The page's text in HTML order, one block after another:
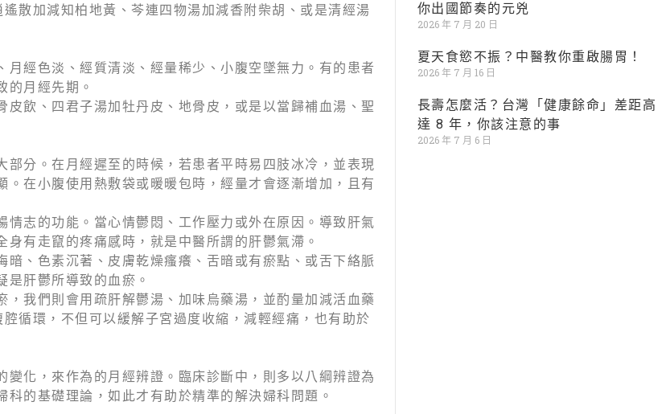
散加減知柏地黃、芩連四物湯加減香附柴胡、或是清經湯
經色淡、經質清淡、經量稀少、小腹空墜無力。有的患者
的月經先期。
飲、四君子湯加牡丹皮、地骨皮，或是以當歸補血湯、聖
分。在月經遲至的時候，若患者平時易四肢冰冷，並表現
在小腹使用熱敷袋或暖暖包時，經量才會逐漸增加，且有
志的功能。當心情鬱悶、工作壓力或外在原因。導致肝氣
有走竄的疼痛感時，就是中醫所謂的肝鬱氣滯。
、色素沉著、皮膚乾燥瘙癢、舌暗或有瘀點、或舌下絡脈
肝鬱所導致的血瘀。
我們則會用疏肝解鬱湯、加味烏藥湯，並酌量加減活血藥
循環，不但可以緩解子宮過度收縮，減輕經痛，也有助於
化，來作為的⽉經辨證。臨床診斷中，則多以八綱辨證為
的基礎理論，如此才有助於精準的解決婦科問題。
你出國節奏的元兇
2026 年 7 月 20 日
夏天食慾不振？中醫教你重啟腸胃！
2026 年 7 月 16 日
長壽怎麼活？台灣「健康餘命」差距高
達 8 年，你該注意的事
2026 年 7 月 6 日